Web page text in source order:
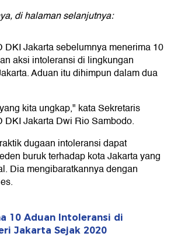
di halaman selanjutnya:
DKI Jakarta sebelumnya menerima 10
aksi intoleransi di lingkungan
Aduan itu dihimpun dalam dua
kita ungkap," kata Sekretaris
DKI Jakarta Dwi Rio Sambodo.
dugaan intoleransi dapat
buruk terhadap kota Jakarta yang
Dia mengibaratkannya dengan
10 Aduan Intoleransi di
Jakarta Sejak 2020